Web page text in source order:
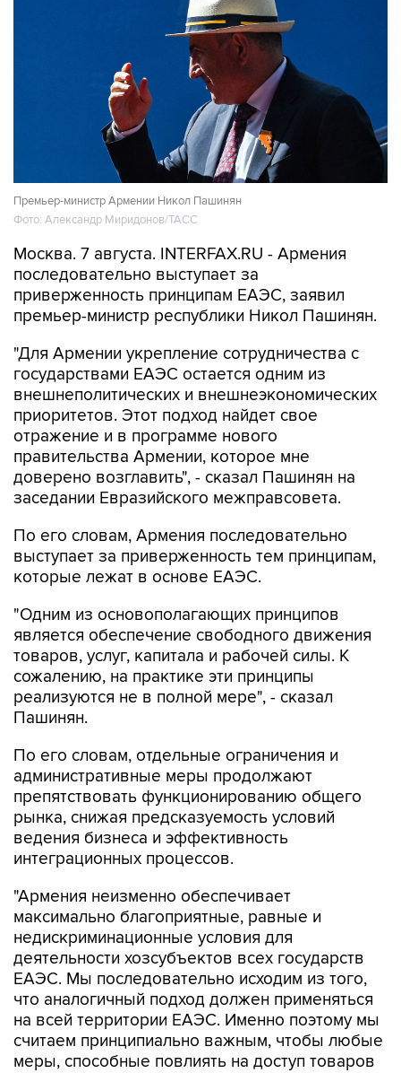
Премьер-министр Армении Никол Пашинян
Фото: Александр Миридонов/ТАСС
Москва. 7 августа. INTERFAX.RU - Армения
последовательно выступает за
приверженность принципам ЕАЭС, заявил
премьер-министр республики Никол Пашинян.
"Для Армении укрепление сотрудничества с
государствами ЕАЭС остается одним из
внешнеполитических и внешнеэкономических
приоритетов. Этот подход найдет свое
отражение и в программе нового
правительства Армении, которое мне
доверено возглавить", - сказал Пашинян на
заседании Евразийского межправсовета.
По его словам, Армения последовательно
выступает за приверженность тем принципам,
которые лежат в основе ЕАЭС.
"Одним из основополагающих принципов
является обеспечение свободного движения
товаров, услуг, капитала и рабочей силы. К
сожалению, на практике эти принципы
реализуются не в полной мере", - сказал
Пашинян.
По его словам, отдельные ограничения и
административные меры продолжают
препятствовать функционированию общего
рынка, снижая предсказуемость условий
ведения бизнеса и эффективность
интеграционных процессов.
"Армения неизменно обеспечивает
максимально благоприятные, равные и
недискриминационные условия для
деятельности хозсубъектов всех государств
ЕАЭС. Мы последовательно исходим из того,
что аналогичный подход должен применяться
на всей территории ЕАЭС. Именно поэтому мы
считаем принципиально важным, чтобы любые
меры, способные повлиять на доступ товаров